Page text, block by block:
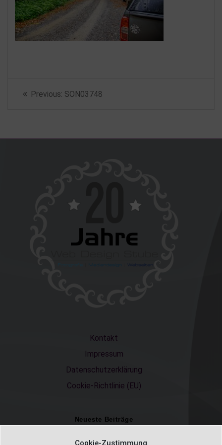
Cookie-Zustimmung
Beitragsnavigation
Previous: Previous
SON03748
Kontakt
Impressum
Datenschutzerklärung
Cookie-Richtlinie (EU)
Neueste Beiträge
Einschulungsfotos 2026 – ein unvergesslicher Moment